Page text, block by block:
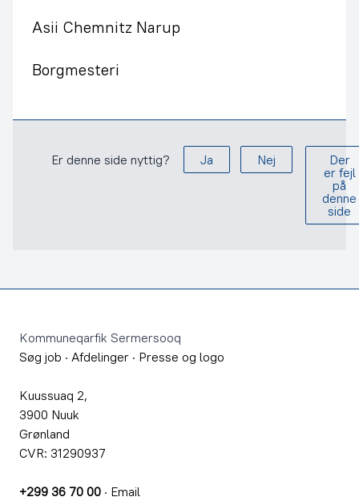
Asii Chemnitz Narup
Borgmesteri
Er denne side nyttig? Ja Nej
Der
er fejl
på
denne
side
Kommuneqarfik Sermersooq
Søg job · Afdelinger · Presse og logo
Kuussuaq 2,
3900 Nuuk
Grønland
CVR: 31290937
+299 36 70 00 · Email